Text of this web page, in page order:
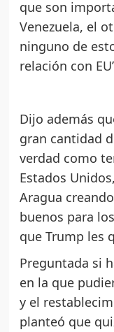
que son
Venezuela, el
ninguno de
relación con
Dijo además
gran cantidad
verdad como
Estados
Aragua
buenos para
que Trump les
Preguntada si
en la que
y el
planteó que